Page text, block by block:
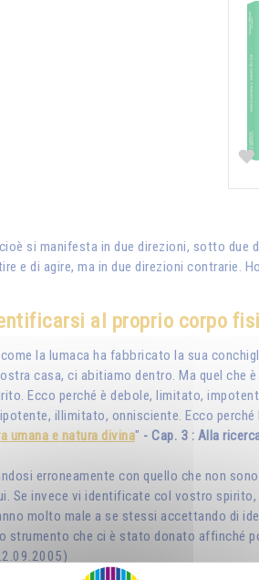
si manifesta in due direzioni, sotto
e di agire, ma in due direzioni contrarie.
al proprio corpo
la lumaca ha fabbricato la sua
casa, ci abitiamo dentro. Ma quel che
Ecco perché è debole, limitato,
illimitato, onnisciente. Ecco
umana e natura divina" - Cap. 3 : Alla
erroneamente con quello che non
Se invece vi identificate col vostro
molto male a se stessi accettando di
che ci è stato donato affinché